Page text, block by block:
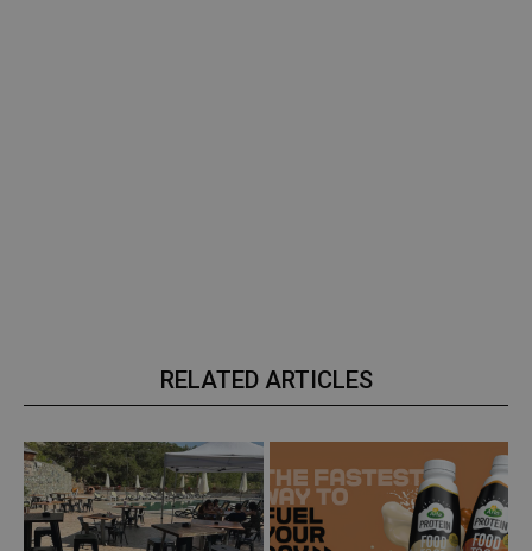
RELATED ARTICLES